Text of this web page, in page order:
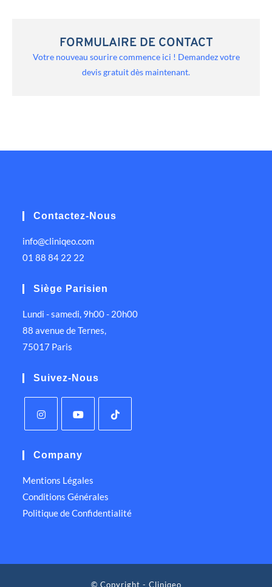
FORMULAIRE DE CONTACT
Votre nouveau sourire commence ici ! Demandez votre
devis gratuit dès maintenant.
Contactez-Nous
info@cliniqeo.com
01 88 84 22 22
Siège Parisien
Lundi - samedi, 9h00 - 20h00
88 avenue de Ternes,
75017 Paris
Suivez-Nous
Company
Mentions Légales
Conditions Générales
Politique de Confidentialité
© Copyright - Cliniqeo